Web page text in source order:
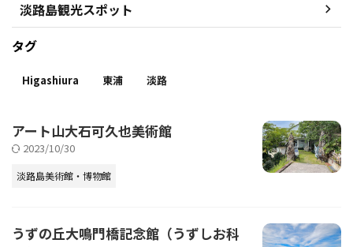
淡路島観光スポット
タグ
Higashiura 東浦 淡路
アート山大石可久也美術館
2023/10/30
淡路島美術館・博物館
うずの丘大鳴門橋記念館（うずしお科